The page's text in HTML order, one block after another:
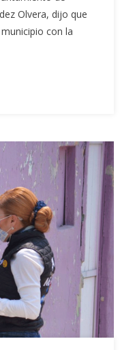
Olvera, dijo que
con la